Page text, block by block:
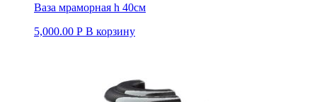
Ваза мраморная h 40см
5,000.00 Р В корзину